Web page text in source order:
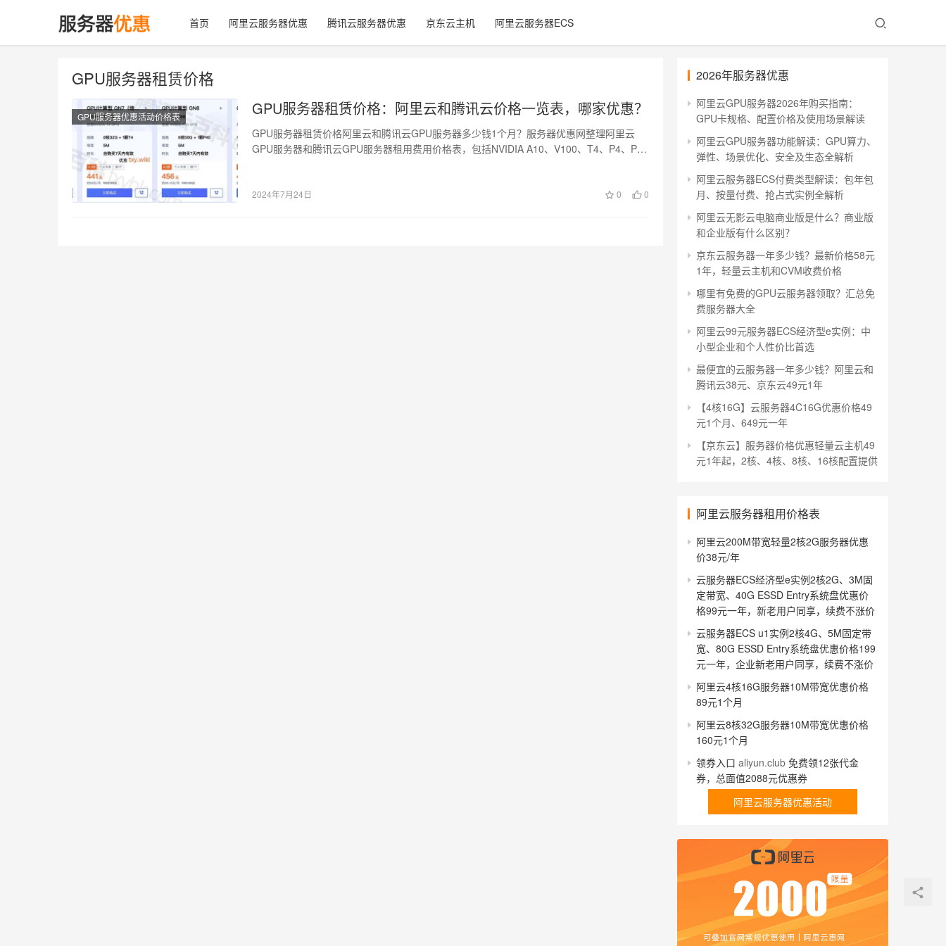
首页 阿里云服务器优惠 腾讯云服务器优惠 京东云主机 阿里云服务器ECS
GPU服务器租赁价格
GPU服务器优惠活动价格表 GPU服务器租赁价格：阿里云和腾讯云价格一览表，哪家优惠？
GPU服务器租赁价格阿里云和腾讯云GPU服务器多少钱1个月？服务器优惠网整理阿里云
GPU服务器和腾讯云GPU服务器租用费用价格表，包括NVIDIA A10、V100、T4、P4、P…
2024年7月24日 0 0
2026年服务器优惠
阿里云GPU服务器2026年购买指南：
GPU卡规格、配置价格及使用场景解读
阿里云GPU服务器功能解读：GPU算力、
弹性、场景优化、安全及生态全解析
阿里云服务器ECS付费类型解读：包年包
月、按量付费、抢占式实例全解析
阿里云无影云电脑商业版是什么？商业版
和企业版有什么区别？
京东云服务器一年多少钱？最新价格58元
1年，轻量云主机和CVM收费价格
哪里有免费的GPU云服务器领取？汇总免
费服务器大全
阿里云99元服务器ECS经济型e实例：中
小型企业和个人性价比首选
最便宜的云服务器一年多少钱？阿里云和
腾讯云38元、京东云49元1年
【4核16G】云服务器4C16G优惠价格49
元1个月、649元一年
【京东云】服务器价格优惠轻量云主机49
元1年起，2核、4核、8核、16核配置提供
阿里云服务器租用价格表
阿里云200M带宽轻量2核2G服务器优惠
价38元/年
云服务器ECS经济型e实例2核2G、3M固
定带宽、40G ESSD Entry系统盘优惠价
格99元一年，新老用户同享，续费不涨价
云服务器ECS u1实例2核4G、5M固定带
宽、80G ESSD Entry系统盘优惠价格199
元一年，企业新老用户同享，续费不涨价
阿里云4核16G服务器10M带宽优惠价格
89元1个月
阿里云8核32G服务器10M带宽优惠价格
160元1个月
领券入口 aliyun.club 免费领12张代金
券，总面值2088元优惠券
阿里云服务器优惠活动